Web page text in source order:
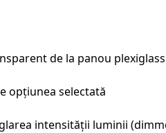
de la panou
opțiunea selectată
intensității luminii